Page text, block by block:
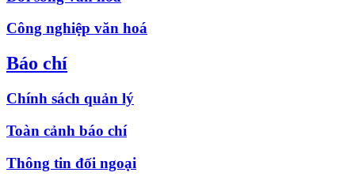
Công nghiệp văn hoá
Báo chí
Chính sách quản lý
Toàn cảnh báo chí
Thông tin đối ngoại